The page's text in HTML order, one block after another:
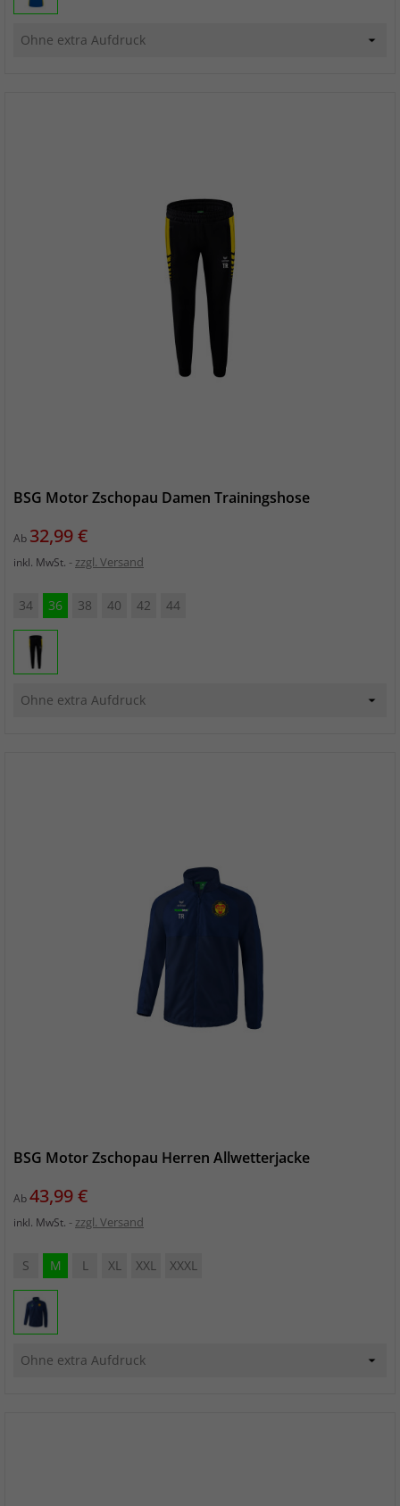
BSG Motor Zschopau Damen Trainingshose
Ab Preis
32,99 €
inkl. MwSt. zzgl. Versand
34 36 38 40 42 44
BSG Motor Zschopau Herren Allwetterjacke
AbPreis
43,99 €
inkl. MwSt. zzgl. Versand
S M L XL XXL XXXL